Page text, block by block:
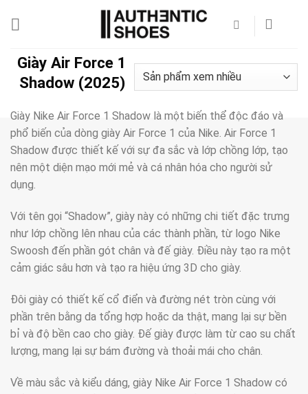
dungGiày Air Force 1
Shadow (2025)
Giày Nike Air Force 1 Shadow là một biến thể độc đáo và
phổ biến của dòng giày Air Force 1 của Nike. Air Force 1
Shadow được thiết kế với sự đa sắc và lớp chồng lớp, tạo
nên một diện mạo mới mẻ và cá nhân hóa cho người sử
dụng.
Với tên gọi “Shadow”, giày này có những chi tiết đặc trưng
như lớp chồng lên nhau của các thành phần, từ logo Nike
Swoosh đến phần gót chân và đế giày. Điều này tạo ra một
cảm giác sâu hơn và tạo ra hiệu ứng 3D cho giày.
Đôi giày có thiết kế cổ điển và đường nét tròn cùng với
phần trên bằng da tổng hợp hoặc da thật, mang lại sự bền
bỉ và độ bền cao cho giày. Đế giày được làm từ cao su chất
lượng, mang lại sự bám đường và thoải mái cho chân.
Về màu sắc và kiểu dáng, giày Nike Air Force 1 Shadow có